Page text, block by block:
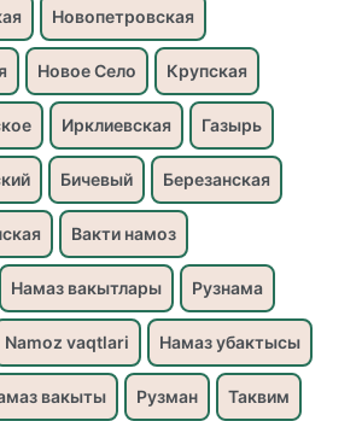
Новопетровская
Новое Село Крупская
Ирклиевская Газырь
Бичевый Березанская
Вакти намоз
Намаз вакытлары Рузнама
Namoz vaqtlari Намаз убактысы
вакыты Рузман Таквим